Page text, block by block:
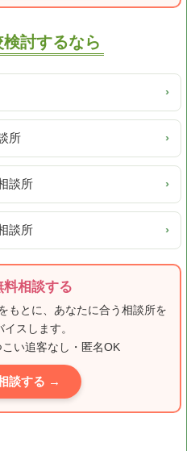
討するなら
›
所 ›
談所 ›
談所 ›
料相談する
もとに、あなたに合う相談所を
スします。
い追客なし・匿名OK
談する →